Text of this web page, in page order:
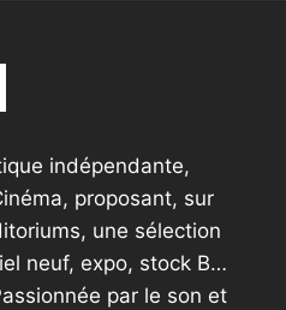
indépendante,
proposant, sur
une sélection
neuf, expo, stock B…
par le son et